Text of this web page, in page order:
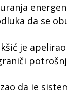
da se
je
da je